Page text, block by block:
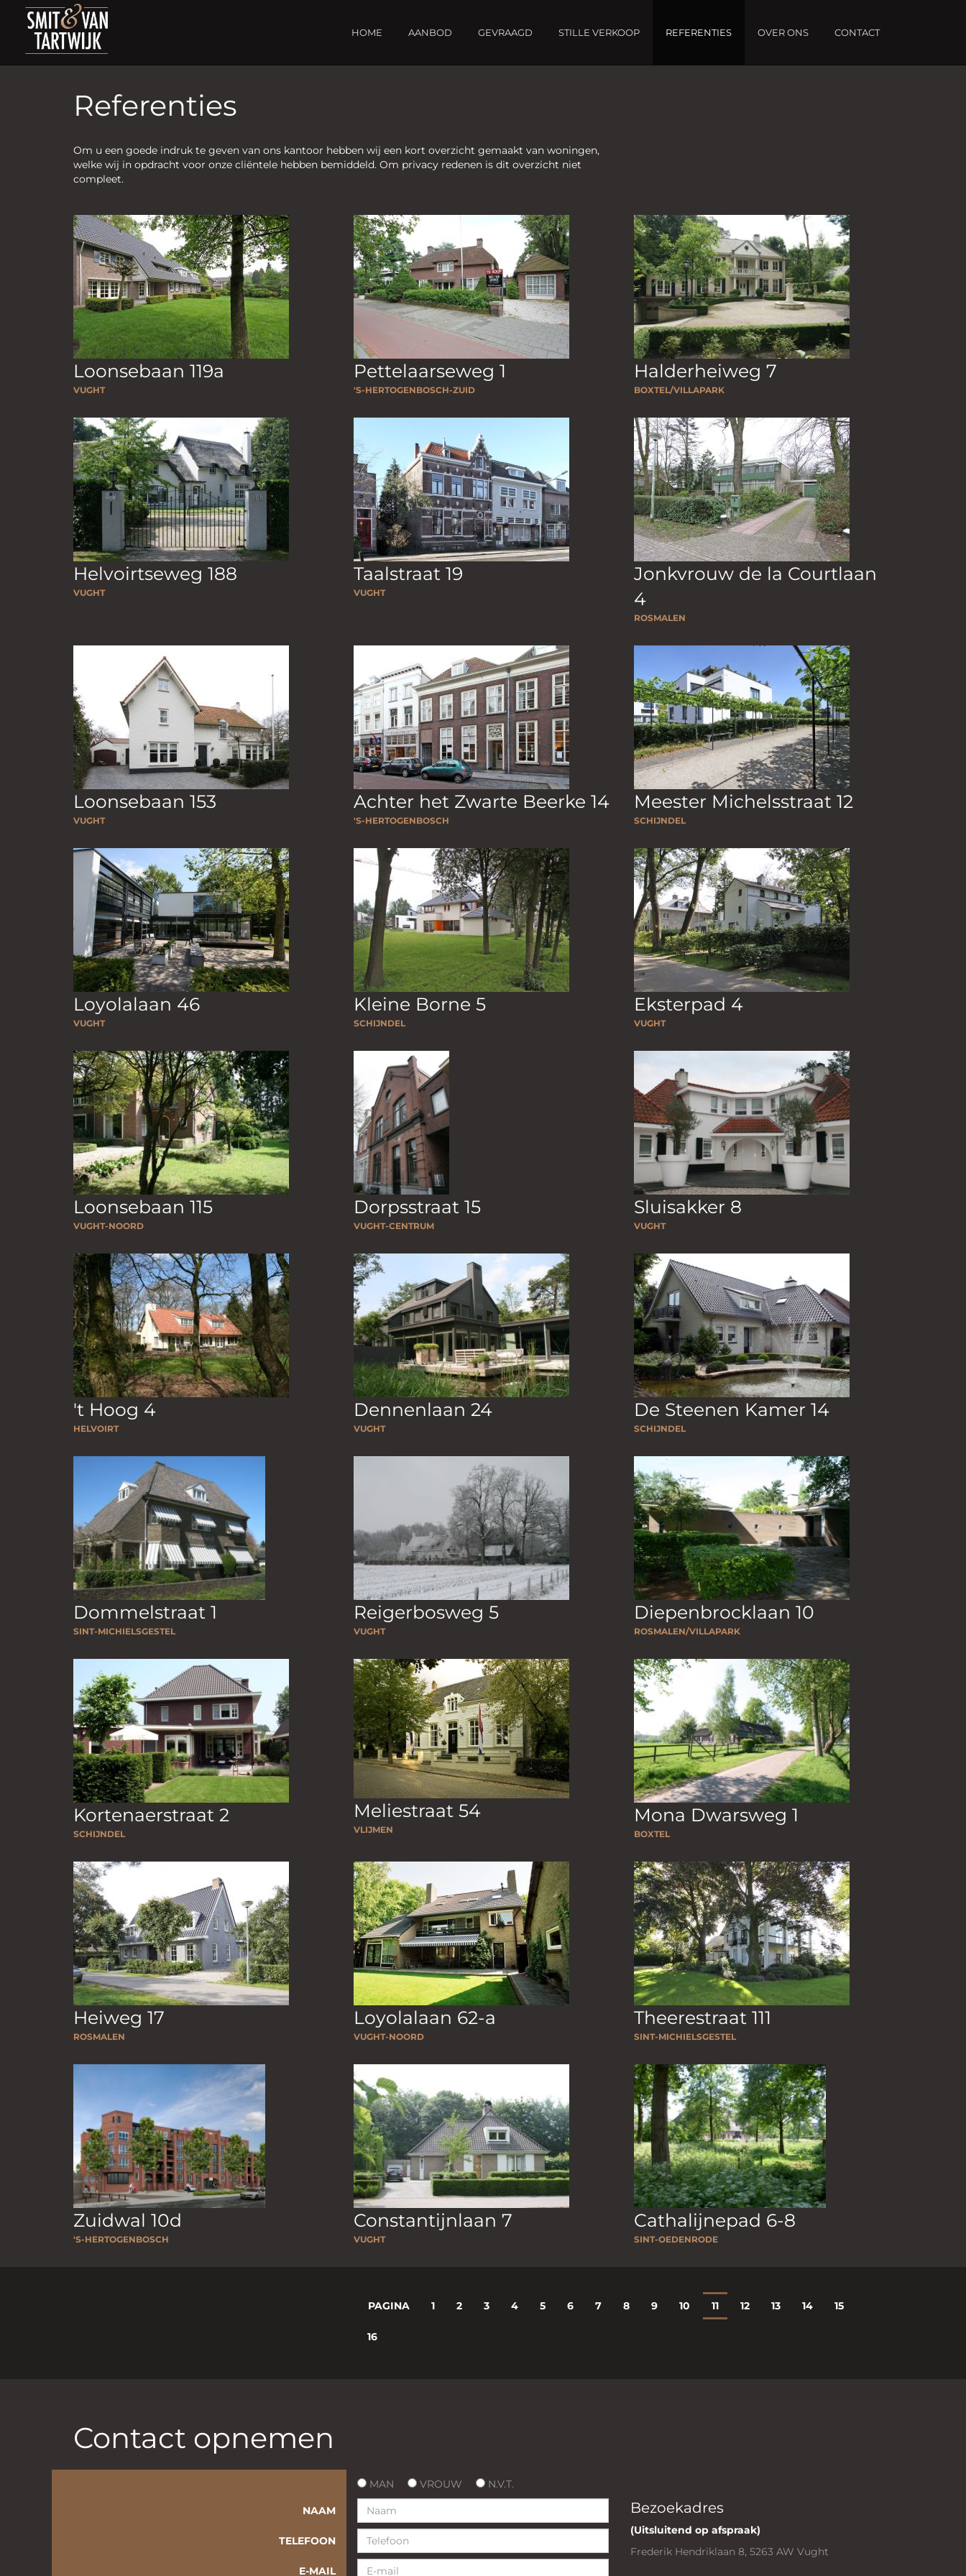
HOME AANBOD GEVRAAGD STILLE VERKOOP REFERENTIES OVER ONS CONTACT
Referenties
Om u een goede indruk te geven van ons kantoor hebben wij een kort overzicht gemaakt van woningen,
welke wij in opdracht voor onze cliëntele hebben bemiddeld. Om privacy redenen is dit overzicht niet
compleet.
Loonsebaan 119a
VUGHT
Pettelaarseweg 1
'S-HERTOGENBOSCH-ZUID
Halderheiweg 7
BOXTEL/VILLAPARK
Helvoirtseweg 188
VUGHT
Taalstraat 19
VUGHT
Jonkvrouw de la Courtlaan
4
ROSMALEN
Loonsebaan 153
VUGHT
Achter het Zwarte Beerke 14
'S-HERTOGENBOSCH
Meester Michelsstraat 12
SCHIJNDEL
Loyolalaan 46
VUGHT
Kleine Borne 5
SCHIJNDEL
Eksterpad 4
VUGHT
Loonsebaan 115
VUGHT-NOORD
Dorpsstraat 15
VUGHT-CENTRUM
Sluisakker 8
VUGHT
't Hoog 4
HELVOIRT
Dennenlaan 24
VUGHT
De Steenen Kamer 14
SCHIJNDEL
Dommelstraat 1
SINT-MICHIELSGESTEL
Reigerbosweg 5
VUGHT
Diepenbrocklaan 10
ROSMALEN/VILLAPARK
Kortenaerstraat 2
SCHIJNDEL
Meliestraat 54
VLIJMEN
Mona Dwarsweg 1
BOXTEL
Heiweg 17
ROSMALEN
Loyolalaan 62-a
VUGHT-NOORD
Theerestraat 111
SINT-MICHIELSGESTEL
Zuidwal 10d
'S-HERTOGENBOSCH
Constantijnlaan 7
VUGHT
Cathalijnepad 6-8
SINT-OEDENRODE
PAGINA 1 2 3 4 5 6 7 8 9 10 11 12 13 14 15
16
Contact opnemen
MAN VROUW N.V.T.
NAAM
TELEFOON
E-MAIL
Bezoekadres
(Uitsluitend op afspraak)
Frederik Hendriklaan 8, 5263 AW Vught